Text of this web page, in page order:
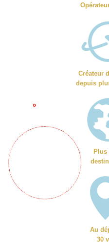
Créateur
depuis
Plus
Au
30